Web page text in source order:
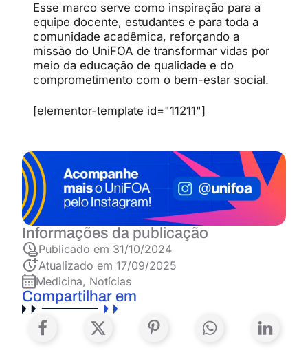
Esse marco serve como inspiração para a
equipe docente, estudantes e para toda a
comunidade acadêmica, reforçando a
missão do UniFOA de transformar vidas por
meio da educação de qualidade e do
comprometimento com o bem-estar social.
[elementor-template id="11211"]
Informações da publicação
Publicado em 31/10/2024
Atualizado em 17/09/2025
Medicina, Notícias
Compartilhar em